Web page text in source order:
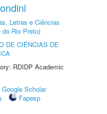
Letras e Ciências
Rio Preto)
DE CIÊNCIAS DE
RDIDP Academic
Google Scholar
Fapesp